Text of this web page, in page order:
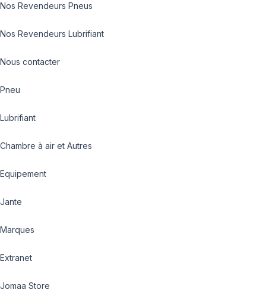
Nos Revendeurs Pneus
Nos Revendeurs Lubrifiant
Nous contacter
Pneu
Lubrifiant
Chambre à air et Autres
Equipement
Jante
Marques
Extranet
Jomaa Store